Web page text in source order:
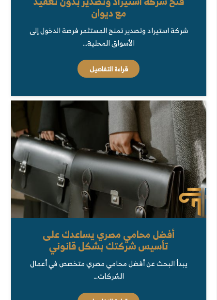
مع ديوان
شركة استيراد وتصدير تمنح المستثمر فرصة الدخول إلى
الأسواق المحلية…
قراءة التفاصيل
أفضل محامي مصري يساعدك على
تأسيس شركتك بشكل قانوني
يبدأ البحث عن أفضل محامي مصري متخصص في أعمال
الشركات…